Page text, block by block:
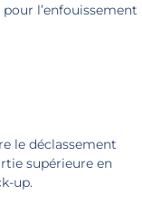
l’enfouissement
le déclassement
supérieure en
up.